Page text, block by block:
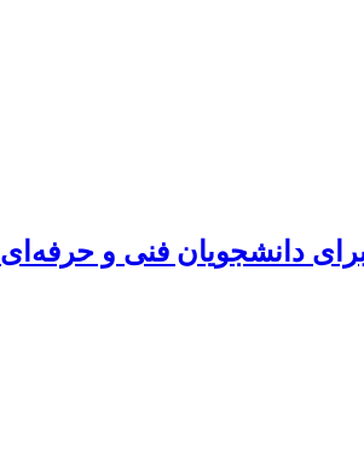
دانشجویان فنی و حرفه‌ای